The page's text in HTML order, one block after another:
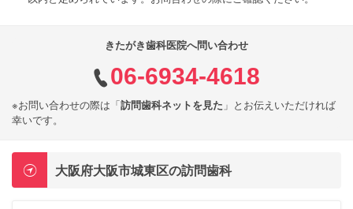
きたがき歯科医院へ問い合わせ
06-6934-4618
※お問い合わせの際は「訪問歯科ネットを見た 」とお伝えいただければ
幸いです。
大阪府大阪市城東区の訪問歯科